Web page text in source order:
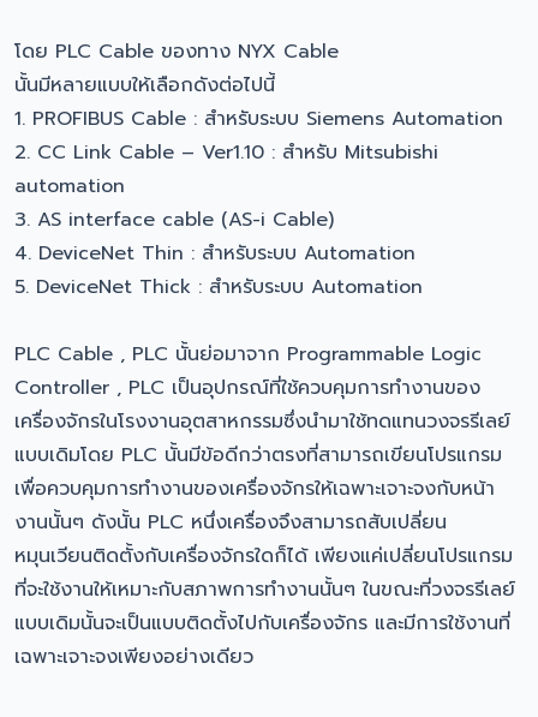
โดย PLC Cable ของทาง NYX Cable
นั้นมีหลายแบบให้เลือกดังต่อไปนี้
1. PROFIBUS Cable : สำหรับระบบ Siemens Automation
2. CC Link Cable – Ver1.10 : สำหรับ Mitsubishi
automation
3. AS interface cable (AS-i Cable)
4. DeviceNet Thin : สำหรับระบบ Automation
5. DeviceNet Thick : สำหรับระบบ Automation
PLC Cable , PLC นั้นย่อมาจาก Programmable Logic
Controller , PLC เป็นอุปกรณ์ที่ใช้ควบคุมการทำงานของ
เครื่องจักรในโรงงานอุตสาหกรรมซึ่งนำมาใช้ทดแทนวงจรรีเลย์
แบบเดิมโดย PLC นั้นมีข้อดีกว่าตรงที่สามารถเขียนโปรแกรม
เพื่อควบคุมการทำงานของเครื่องจักรให้เฉพาะเจาะจงกับหน้า
งานนั้นๆ ดังนั้น PLC หนึ่งเครื่องจึงสามารถสับเปลี่ยน
หมุนเวียนติดตั้งกับเครื่องจักรใดก็ได้ เพียงแค่เปลี่ยนโปรแกรม
ที่จะใช้งานให้เหมาะกับสภาพการทำงานนั้นๆ ในขณะที่วงจรรีเลย์
แบบเดิมนั้นจะเป็นแบบติดตั้งไปกับเครื่องจักร และมีการใช้งานที่
เฉพาะเจาะจงเพียงอย่างเดียว